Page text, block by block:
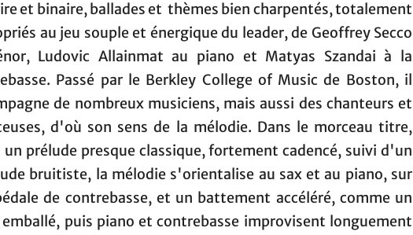
et binaire, ballades et thèmes bien charpentés, totalement
au jeu souple et énergique du leader, de Geoffrey Secco
Ludovic Allainmat au piano et Matyas Szandai à la
Passé par le Berkley College of Music de Boston, il
de nombreux musiciens, mais aussi des chanteurs et
d'où son sens de la mélodie. Dans le morceau titre,
un prélude presque classique, fortement cadencé, suivi d'un
bruitiste, la mélodie s'orientalise au sax et au piano, sur
de contrebasse, et un battement accéléré, comme un
puis piano et contrebasse improvisent longuement